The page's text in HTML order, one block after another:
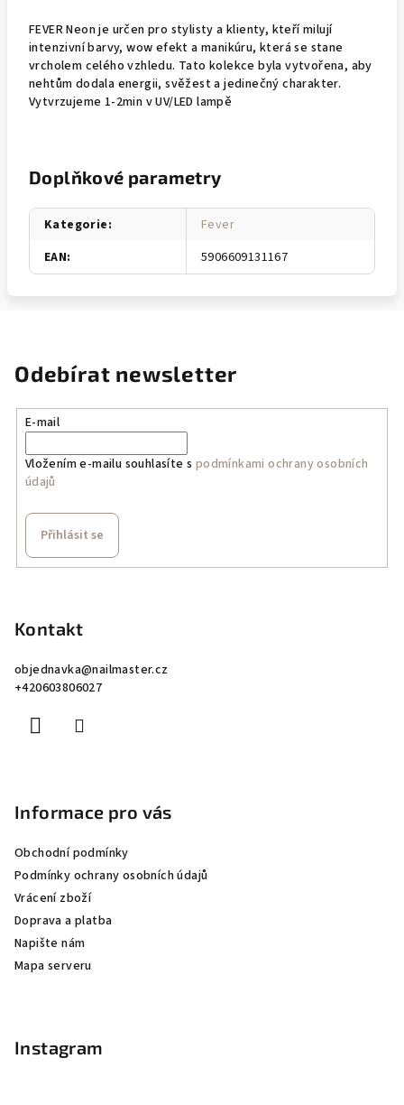
FEVER Neon je určen pro stylisty a klienty, kteří milují
intenzivní barvy, wow efekt a manikúru, která se stane
vrcholem celého vzhledu. Tato kolekce byla vytvořena, aby
nehtům dodala energii, svěžest a jedinečný charakter.
Vytvrzujeme 1-2min v UV/LED lampě
Doplňkové parametry
Kategorie:
Fever
EAN: 5906609131167
Odebírat newsletter
E-mail
Vložením e-mailu souhlasíte s podmínkami ochrany osobních
údajů
Přihlásit se
Kontakt
objednavka@nailmaster.cz
+420603806027
Informace pro vás
Obchodní podmínky
Podmínky ochrany osobních údajů
Vrácení zboží
Doprava a platba
Napište nám
Mapa serveru
Instagram